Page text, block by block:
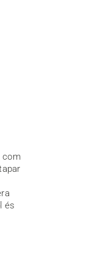
com
és